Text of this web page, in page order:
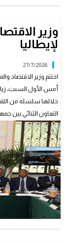
وزير
لإيطاليا
27/7/2026
اختتم وزير الاقتصاد
أمس الأول السبت،
خلالها سلسلة من
التعاون الثنائي بين